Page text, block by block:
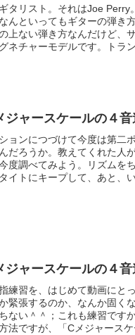
タリスト。それはJoe Perry
んといってもギターの弾き
上ない弾き方なんだけど、
ネチャーモデルです。トラン
ャースケールの４
ョンにつづけて今度は第二
だろうか。教えてくれた人
度調べてみよう。リズムを
イトにキープして、あと、
ャースケールの４
練習を、はじめて動画にと
緊張するのか、なんか固
ない＾＾；これも練習です
法ですが、「Cメジャース